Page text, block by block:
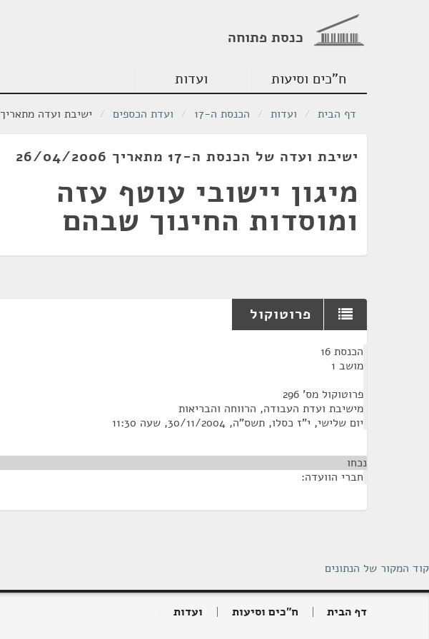
כנסת פתוחה
ח"כים וסיעות ועדות
דף הבית / ועדות / הכנסת ה-17 / ועדת הכספים / ישיבת ועדה מתאריך 26/04/2006
ישיבת ועדה של הכנסת ה-17 מתאריך 26/04/2006
מיגון יישובי עוטף עזה
ומוסדות החינוך שבהם
פרוטוקול
הכנסת 16
מושב 1
פרוטוקול מס' 296
מישיבת ועדת העבודה, הרווחה והבריאות
יום שלישי, י"ז כסלו, תשס"ה, 30/11/2004, שעה 11:30
נכחו
חברי הוועדה:
קוד המקור של הנתונים
דף הבית ח"כים וסיעות ועדות